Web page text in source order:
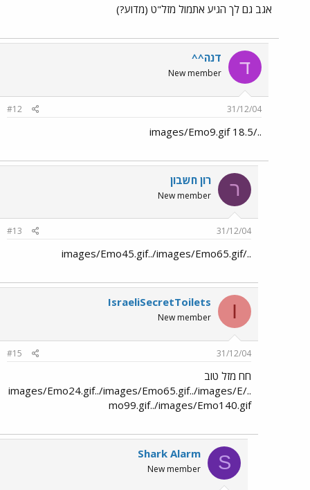
אגב גם לך הגיע אתמול מזל"ט (מדוע?)
ד דנה^^
New member
31/12/04
#12
../images/Emo9.gif 18.5
ר רון חשבון
New member
31/12/04
#13
../images/Emo45.gif../images/Emo65.gif
I
IsraeliSecretToilets
New member
31/12/04
#15
חח מזל טוב
../images/Emo24.gif../images/Emo65.gif../images/E
mo99.gif../images/Emo140.gif
S
Shark Alarm
New member